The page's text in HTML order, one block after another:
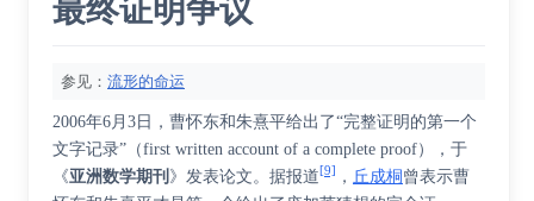
最终证明争议
参见： 流形的命运
2006年6月3日，曹怀东和朱熹平给出了“完整证明的第一个
文字记录”（first written account of a complete proof），于
《亚洲数学期刊 》发表论文。据报道[9] ， 丘成桐 曾表示曹